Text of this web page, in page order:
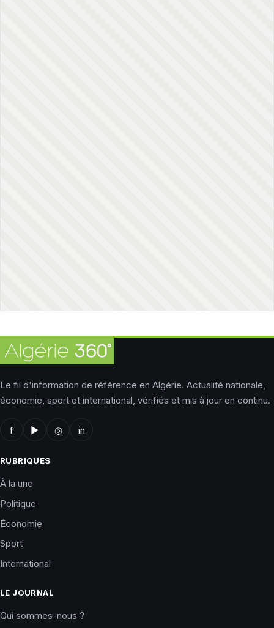
Le fil d'information de référence en Algérie. Actualité nationale,
économie, sport et international, vérifiés et mis à jour en continu.
f ▶ ◎ in
RUBRIQUES
À la une
Politique
Économie
Sport
International
LE JOURNAL
Qui sommes-nous ?